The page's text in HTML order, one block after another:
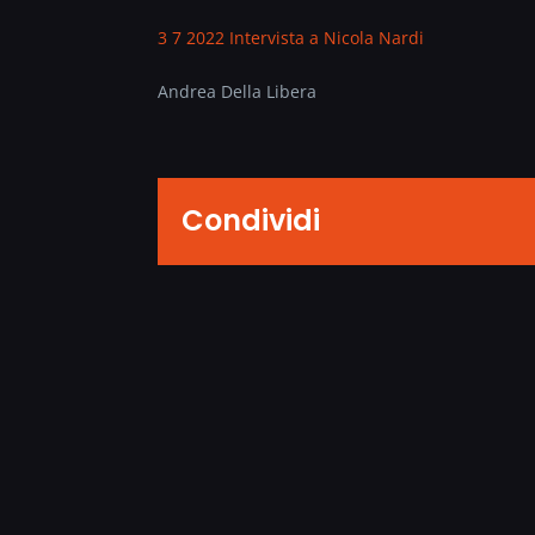
3 7 2022 Intervista a Nicola Nardi
Andrea Della Libera
Condividi